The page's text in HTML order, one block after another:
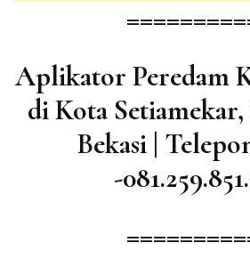
Aplikator Peredam
di Kota
Bekasi |
-